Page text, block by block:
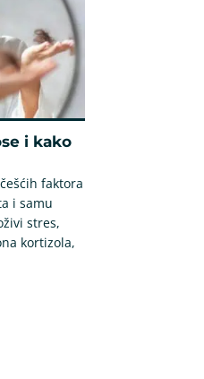
i kako
faktora
i samu
stres,
kortizola,